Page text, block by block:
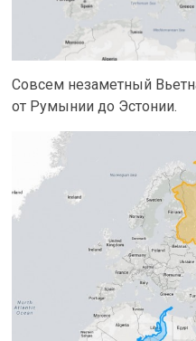
Совсем незаметный
от Румынии до Эстонии.